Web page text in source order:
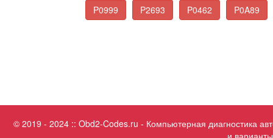
P0999
P2693 P0462 P0A89
© 2019 - 2024 :: Obd2-Codes.ru - Компьютерная диагностика
и